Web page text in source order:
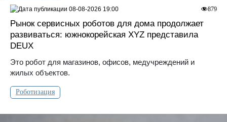
Рынок сервисных роботов для дома продолжает
развиваться: южнокорейская XYZ представила
DEUX
Это робот для магазинов, офисов, медучреждений и
жилых объектов.
Роботизация
879
08-08-2026 19:00